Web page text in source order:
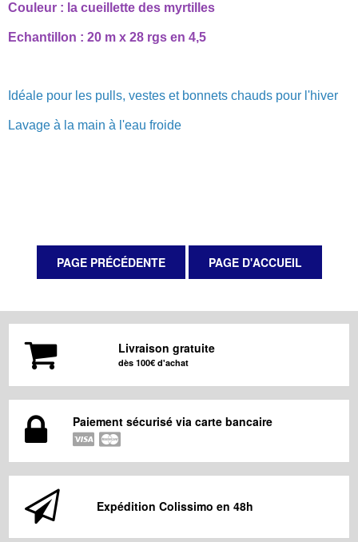
Couleur : la cueillette des myrtilles
Echantillon : 20 m x 28 rgs en 4,5
Idéale pour les pulls, vestes et bonnets chauds pour l'hiver
Lavage à la main à l'eau froide
Livraison gratuite
dès 100€ d'achat
Paiement sécurisé via carte bancaire
Expédition Colissimo en 48h